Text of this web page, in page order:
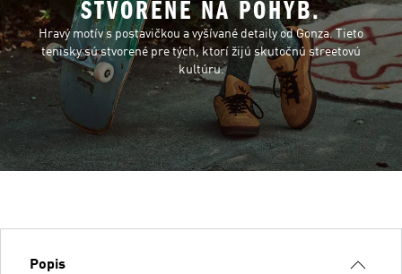
STVORENÉ NA POHYB.
Hravý motív s postavičkou a vyšívané detaily od Gonza. Tieto
tenisky sú stvorené pre tých, ktorí žijú skutočnú streetovú
kultúru.
Popis